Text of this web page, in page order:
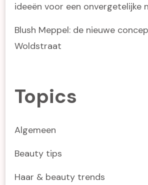
ideeën voor een onvergetelijke
Blush Meppel: de nieuwe
Woldstraat
Topics
Algemeen
Beauty tips
Haar & beauty trends